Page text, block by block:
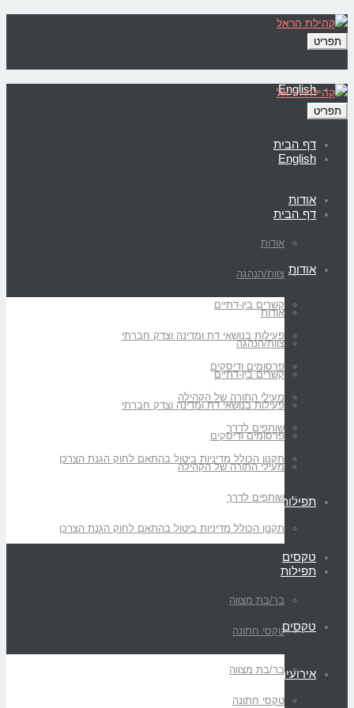
תפריט
English
דף הבית
אודות
אודות
צוות/הנהגה
קשרים בין-דתיים
פעילות בנושאי דת ומדינה וצדק חברתי
פרסומים ודיסקים
מעילי התורה של הקהילה
שותפים לדרך
תקנון הכולל מדיניות ביטול בהתאם לחוק הגנת הצרכן
תפילות
טקסים
בר/בת מצווה
טקסי חתונה
אירועים
תפריט
English
דף הבית
אודות
אודות
צוות/הנהגה
קשרים בין-דתיים
פעילות בנושאי דת ומדינה וצדק חברתי
פרסומים ודיסקים
מעילי התורה של הקהילה
שותפים לדרך
תקנון הכולל מדיניות ביטול בהתאם לחוק הגנת הצרכן
תפילות
טקסים
בר/בת מצווה
טקסי חתונה